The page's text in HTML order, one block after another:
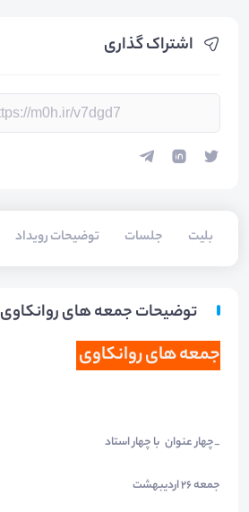
اشتراک گذاری
بلیت‌ جلسات توضیحات رویداد
توضیحات جمعه های روانکاوی
جمعه های روانکاوی
_چهار عنوان با چهار استاد
جمعه 26 اردیبهشت